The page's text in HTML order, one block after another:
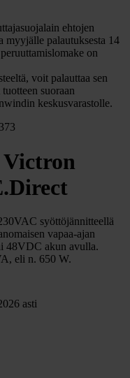
ehtojen
myyjälle palautuksesta 14
on
voit palauttaa sen
suoraan
keskusvarastolle.
syöttöjännitteellä
vapaa-ajan
48VDC akun avulla.
eli n. 650 W.
asti